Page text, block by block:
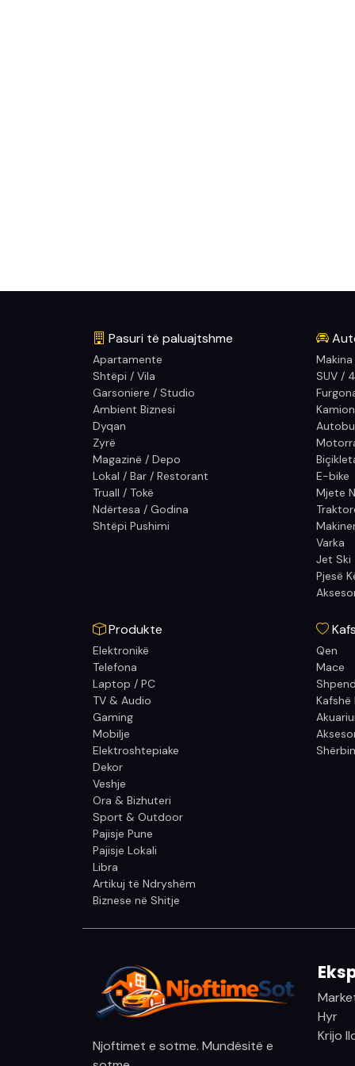
Pasuri të paluajtshme
Apartamente
Shtëpi / Vila
Garsoniere / Studio
Ambient Biznesi
Dyqan
Zyrë
Magazinë / Depo
Lokal / Bar / Restorant
Truall / Tokë
Ndërtesa / Godina
Shtëpi Pushimi
Makina
SUV /
E-bike
Mjete
Varka
Jet Ski
Pjesë
Produkte
Elektronikë
Telefona
Laptop / PC
TV & Audio
Gaming
Mobilje
Elektroshtepiake
Dekor
Veshje
Ora & Bizhuteri
Sport & Outdoor
Pajisje Pune
Pajisje Lokali
Libra
Artikuj të Ndryshëm
Biznese në Shitje
Qen
Mace
Kafshë
Njoftimet e sotme. Mundësitë e
Hyr
Krijo